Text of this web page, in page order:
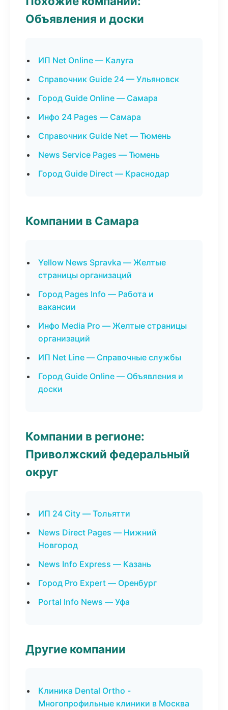
Объявления и доски
ИП Net Online — Калуга
Справочник Guide 24 — Ульяновск
Город Guide Online — Самара
Инфо 24 Pages — Самара
Справочник Guide Net — Тюмень
News Service Pages — Тюмень
Город Guide Direct — Краснодар
Компании в Самара
Yellow News Spravka — Желтые
страницы организаций
Город Pages Info — Работа и
вакансии
Инфо Media Pro — Желтые страницы
организаций
ИП Net Line — Справочные службы
Город Guide Online — Объявления и
доски
Компании в регионе:
Приволжский федеральный
округ
ИП 24 City — Тольятти
News Direct Pages — Нижний
Новгород
News Info Express — Казань
Город Pro Expert — Оренбург
Portal Info News — Уфа
Другие компании
Клиника Dental Ortho -
Многопрофильные клиники в Москва